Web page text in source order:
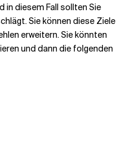
in diesem Fall sollten Sie
Sie können diese Ziele
erweitern. Sie könnten
und dann die folgenden